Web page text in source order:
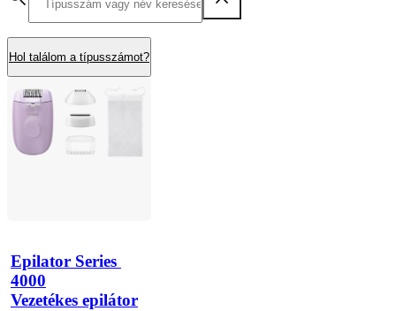
Hol találom a típusszámot?
Epilator Series
4000
Vezetékes epilátor